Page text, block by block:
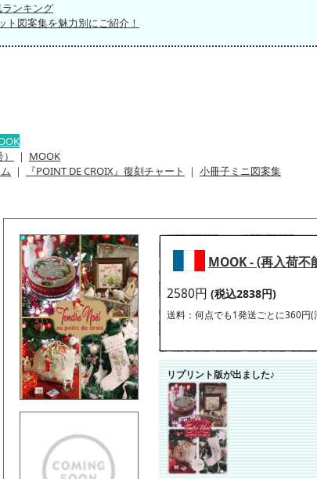
ンキング
図案集を魅力別にご紹介！
｜ MOOK
｜ 『POINT DE CROIX』復刻チャート ｜ 小冊子ミニ図案集
MOOK - (再入荷
2580円 (税込2838円)
送料：何点でも1発送ごとに360円(
リプリント版が出ました♪